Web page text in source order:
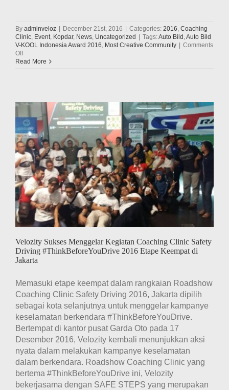
By adminveloz | December 21st, 2016 | Categories: 2016 Coaching
Clinic Event Kopdar, News Uncategorized | Tags:Auto Bild Auto Bild
V-KOOL Indonesia Award 2016 Most Creative Community | Comments
Offon
Velozity
Auto
V-
KOOL
Indonesia
Award
2016
Untuk
Kategori
Most
Creative
Community
Atas
Event
Velozity
Coaching
Safety
Driving
2016
Read More
Velozity Sukses Menggelar Kegiatan Coaching Clinic Safety
Driving #ThinkBeforeYouDrive 2016 Etape Keempat di
Jakarta
Memasuki etape keempat dalam rangkaian Roadshow
Coaching Clinic Safety Driving 2016, Jakarta dipilih
sebagai kota selanjutnya untuk menggelar kampanye
keselamatan berkendara #ThinkBeforeYouDrive.
Bertempat di kantor pusat Garda Oto pada 17
Desember 2016, Velozity kembali menunjukkan aksi
nyata dalam melakukan kampanye keselamatan
dalam berkendara. Roadshow Coaching Clinic yang
bertema #ThinkBeforeYouDrive ini, Velozity
bekerjasama dengan SAFE STEPS yang merupakan